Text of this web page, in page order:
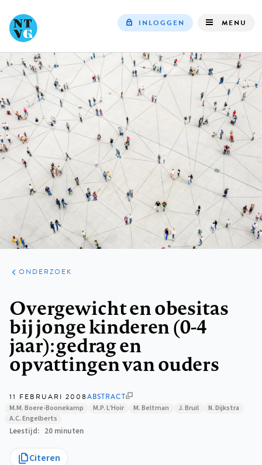
navigation
INLOGGEN MENU
ARTIKELEN
ONDERZOEK
ONDERZOEK
Overgewicht en obesitas
bij jonge kinderen (0-4
jaar): gedrag en
opvattingen van ouders
11 FEBRUARI 2008ABSTRACT
M.M. Boere-Boonekamp M.P. L’Hoir M. Beltman J. Bruil
N. Dijkstra
A.C. Engelberts
Leestijd 20 minuten
Citeren